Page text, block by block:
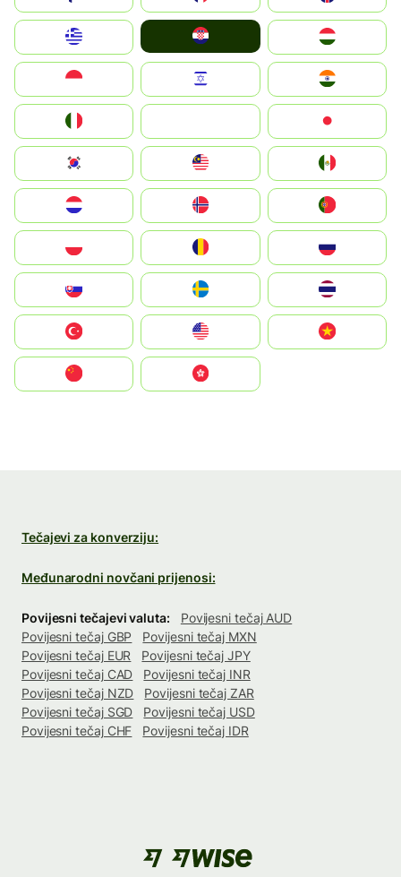
Magyarország
South Korea
United States
中國香港特別行政區
Tečajevi za konverziju:
Međunarodni novčani prijenosi:
Povijesni tečajevi valuta:
Povijesni tečaj AUD
Povijesni tečaj GBP
Povijesni tečaj MXN
Povijesni tečaj EUR
Povijesni tečaj JPY
Povijesni tečaj CAD
Povijesni tečaj INR
Povijesni tečaj NZD
Povijesni tečaj ZAR
Povijesni tečaj SGD
Povijesni tečaj USD
Povijesni tečaj CHF
Povijesni tečaj IDR